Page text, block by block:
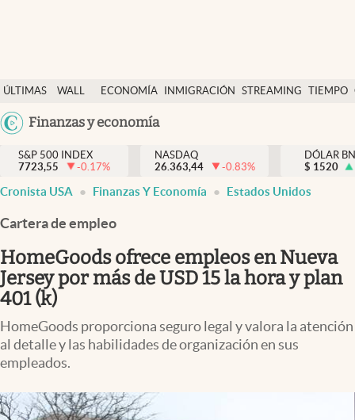
ÚLTIMAS
NOTICIAS
WALL
DÓLAR
ECONOMÍA INMIGRACIÓN STREAMING TIEMPO
México
USA
Finanzas y economía
Finanzas y economía
Wall Street y dólar
Inmigración
Espiritual
Streaming
PC y mobile
Lifestyle
USA
S&P 500 INDEX
7723,55
-0.17%
NASDAQ
26.363,44
-0.83%
DÓLAR
$ 1520
Cronista USA Finanzas Y Economía Estados Unidos
Cartera de empleo
HomeGoods ofrece empleos en Nueva
Jersey por más de USD 15 la hora y plan
401 (k)
HomeGoods proporciona seguro legal y valora la atención
al detalle y las habilidades de organización en sus
empleados.